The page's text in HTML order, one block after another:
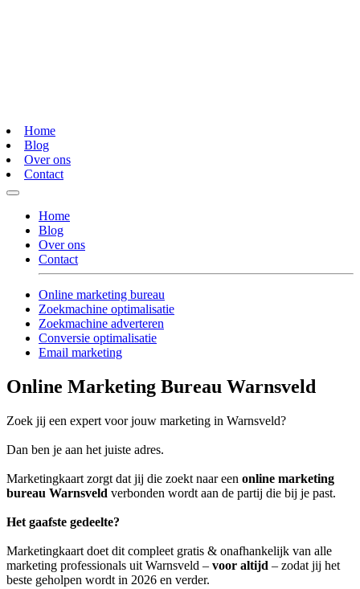
Home
Blog
Over ons
Contact
Home
Blog
Over ons
Contact
Online marketing bureau
Zoekmachine optimalisatie
Zoekmachine adverteren
Conversie optimalisatie
Email marketing
Online Marketing Bureau Warnsveld
Zoek jij een expert voor jouw marketing in Warnsveld?
Dan ben je aan het juiste adres.
Marketingkaart zorgt dat jij die zoekt naar een online marketing
bureau Warnsveld verbonden wordt aan de partij die bij je past.
Het gaafste gedeelte?
Marketingkaart doet dit compleet gratis & onafhankelijk van alle
marketing professionals uit Warnsveld – voor altijd – zodat jij het
beste geholpen wordt in 2026 en verder.